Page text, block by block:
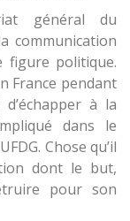
général du
communication
figure politique.
France pendant
à la
dans le
Chose qu’il
dont le but,
pour son